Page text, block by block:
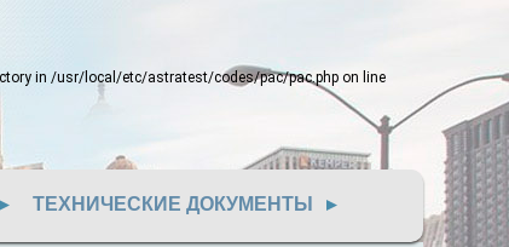
in /usr/local/etc/astratest/codes/pac/pac.php on line
ТЕХНИЧЕСКИЕ ДОКУМЕНТЫ